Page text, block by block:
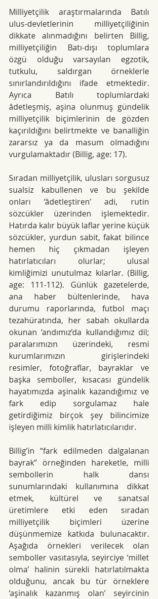
Milliyetçilik araştırmalarında Batılı
ulus-devletlerinin milliyetçiliğinin
dikkate alınmadığını belirten Billig,
milliyetçiliğin Batı-dışı toplumlara
özgü olduğu varsayılan egzotik,
tutkulu, saldırgan örneklerle
sınırlandırıldığını ifade etmektedir.
Ayrıca Batılı toplumlardaki
âdetleşmiş, aşina olunmuş gündelik
milliyetçilik biçimlerinin de gözden
kaçırıldığını belirtmekte ve banalliğin
zararsız ya da masum olmadığını
vurgulamaktadır (Billig, age: 17).
Sıradan milliyetçilik, ulusları sorgusuz
sualsiz kabullenen ve bu şekilde
onları ‘âdetleştiren’ adi, rutin
sözcükler üzerinden işlemektedir.
Hatırda kalır büyük laflar yerine küçük
sözcükler, yurdun sabit, fakat bilince
hemen hiç çıkmadan işleyen
hatırlatıcıları olurlar; ulusal
kimliğimizi unutulmaz kılarlar. (Billig,
age: 111-112). Günlük gazetelerde,
ana haber bültenlerinde, hava
durumu raporlarında, futbol maçı
tezahüratında, her sabah okullarda
okunan ‘andımız’da kullandığımız dil;
paralarımızın üzerindeki, resmi
kurumlarımızın girişlerindeki
resimler, fotoğraflar, bayraklar ve
başka semboller, kısacası gündelik
hayatımızda aşinalık kazandığımız ve
fark edip sorgulamaz hale
getirdiğimiz birçok şey bilincimize
işleyen milli kimlik hatırlatıcılarıdır.
Billig’in “fark edilmeden dalgalanan
bayrak” örneğinden hareketle, milli
sembollerin halk dansı
sunumlarındaki kullanımına dikkat
etmek, kültürel ve sanatsal
üretimlere etki eden sıradan
milliyetçilik biçimleri üzerine
düşünmemize katkıda bulunacaktır.
Aşağıda örnekleri verilecek olan
semboller vasıtasıyla, seyirciye ‘millet
olma’ halinin sürekli hatırlatılmakta
olduğunu, ancak bu tür örneklere
‘aşinalık kazanmış olan’ seyircinin